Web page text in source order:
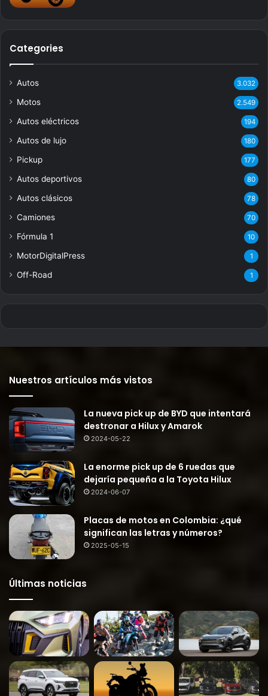
Categories
Autos 3.032
Motos 2.549
Autos eléctricos 194
Autos de lujo 180
Pickup 177
Autos deportivos 80
Autos clásicos 78
Camiones 70
Fórmula 1 10
MotorDigitalPress 1
Off-Road 1
Nuestros artículos más vistos
La nueva pick up de BYD que intentará
destronar a Hilux y Amarok
2024-05-22
La enorme pick up de 6 ruedas que
dejaría pequeña a la Toyota Hilux
2024-06-07
Placas de motos en Colombia: ¿qué
significan las letras y números?
2025-05-15
Últimas noticias